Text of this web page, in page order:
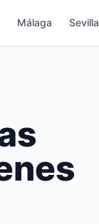
Málaga Sevilla